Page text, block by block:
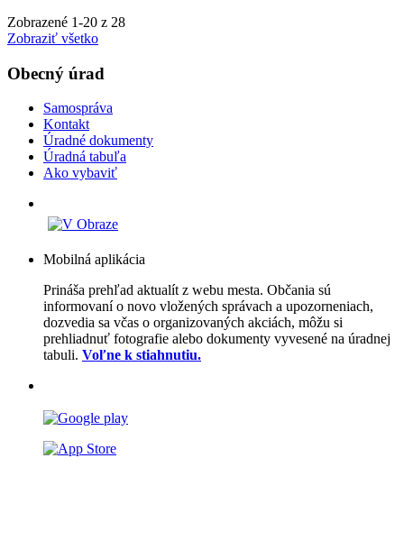
Zobrazené 1-20 z 28
Zobraziť všetko
Obecný úrad
Samospráva
Kontakt
Úradné dokumenty
Úradná tabuľa
Ako vybaviť
Mobilná aplikácia
Prináša prehľad aktualít z webu mesta. Občania sú
informovaní o novo vložených správach a upozorneniach,
dozvedia sa včas o organizovaných akciách, môžu si
prehliadnuť fotografie alebo dokumenty vyvesené na úradnej
tabuli. Voľne k stiahnutiu.